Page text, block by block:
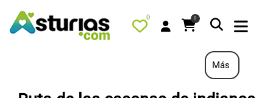
0 0
Más